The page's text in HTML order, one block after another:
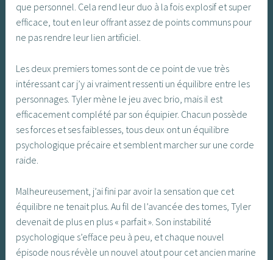
que personnel. Cela rend leur duo à la fois explosif et super
efficace, tout en leur offrant assez de points communs pour
ne pas rendre leur lien artificiel.
Les deux premiers tomes sont de ce point de vue très
intéressant car j’y ai vraiment ressenti un équilibre entre les
personnages. Tyler mène le jeu avec brio, mais il est
efficacement complété par son équipier. Chacun possède
ses forces et ses faiblesses, tous deux ont un équilibre
psychologique précaire et semblent marcher sur une corde
raide.
Malheureusement, j’ai fini par avoir la sensation que cet
équilibre ne tenait plus. Au fil de l’avancée des tomes, Tyler
devenait de plus en plus « parfait ». Son instabilité
psychologique s’efface peu à peu, et chaque nouvel
épisode nous révèle un nouvel atout pour cet ancien marine